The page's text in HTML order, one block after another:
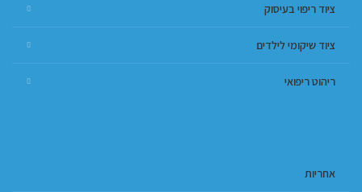
ציוד ריפוי בעיסוק
ציוד שיקומי לילדים
ריהוט ריפואי
אחריות